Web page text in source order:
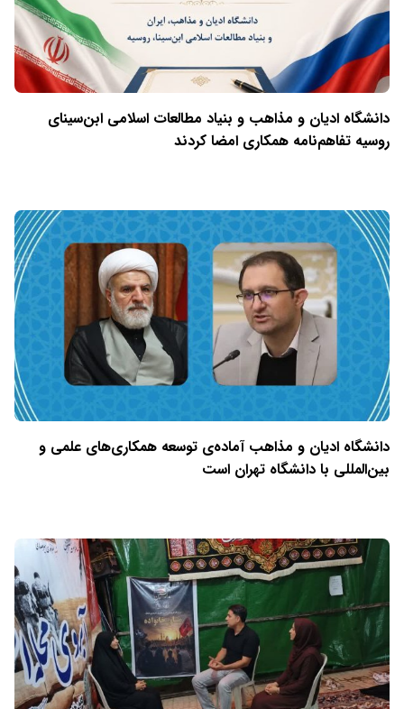
دانشگاه ادیان و مذاهب و بنیاد مطالعات اسلامی ابن‌سینای
روسیه تفاهم‌نامه همکاری امضا کردند
دانشگاه ادیان و مذاهب آماده‌ی توسعه همکاری‌های علمی و
بین‌المللی با دانشگاه تهران است